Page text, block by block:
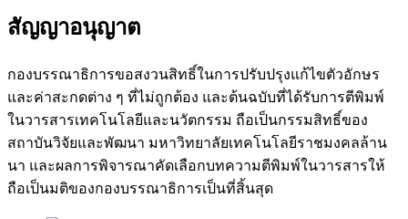
สัญญาอนุญาต
กองบรรณาธิการขอสงวนสิทธิ์ในการปรับปรุงแก้ไขตัวอักษร
และค่าสะกดต่าง ๆ ที่ไม่ถูกต้อง และต้นฉบับที่ได้รับการตีพิมพ์
ในวารสารเทคโนโลยีและนวัตกรรม ถือเป็นกรรมสิทธิ์ของ
สถาบันวิจัยและพัฒนา มหาวิทยาลัยเทคโนโลยีราชมงคลล้าน
นา และผลการพิจารณาคัดเลือกบทความตีพิมพ์ในวารสารให้
ถือเป็นมติของกองบรรณาธิการเป็นที่สิ้นสุด